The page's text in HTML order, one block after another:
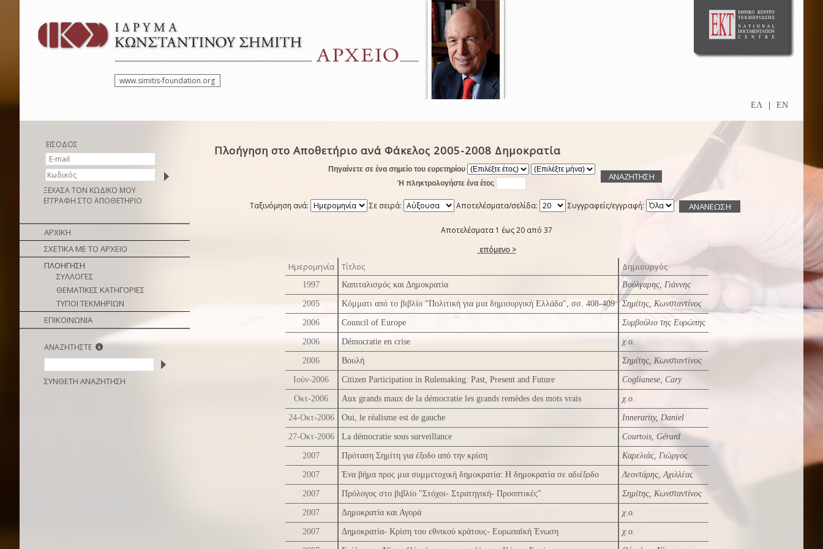
www.simitis-foundation.org
ΕΛ EN
ΕΙΣΟΔΟΣ
ΞΕΧΑΣΑ ΤΟΝ ΚΩΔΙΚΟ ΜΟΥ
ΕΓΓΡΑΦΗ ΣΤΟ ΑΠΟΘΕΤΗΡΙΟ
ΑΡΧΙΚΗ
ΣΧΕΤΙΚΑ ΜΕ ΤΟ ΑΡΧΕΙΟ
ΠΛΟΗΓΗΣΗ
ΣΥΛΛΟΓΕΣ
ΘΕΜΑΤΙΚΕΣ ΚΑΤΗΓΟΡΙΕΣ
ΤΥΠΟΙ ΤΕΚΜΗΡΙΩΝ
ΕΠΙΚΟΙΝΩΝΙΑ
ΑΝΑΖΗΤΗΣΤΕ
ΣΥΝΘΕΤΗ ΑΝΑΖΗΤΗΣΗ
Πλοήγηση στο Αποθετήριο ανά Φάκελος 2005-2008 Δημοκρατία
Πηγαίνετε σε ένα σημείο του ευρετηρίου
Ή πληκτρολογήστε ένα έτος
Ταξινόμηση ανά: Σε σειρά: Αποτελέσματα/σελίδα: Συγγραφείς/εγγραφή:
Αποτελέσματα 1 έως 20 από 37
επόμενο >
Ημερομηνία Τίτλος Δημιουργός
1997 Καπιταλισμός και Δημοκρατία Βούλγαρης, Γιάννης
2005 Κόμματι από το βιβλίο "Πολιτική για μια δημιουργική Ελλάδα", σσ. 408-409 Σημίτης, Κωνσταντίνος
2006 Council of Europe Συμβούλιο της Ευρώπης
2006 Démocratie en crise χ.ο.
2006 Βουλή Σημίτης, Κωνσταντίνος
Ιούν-2006 Citizen Participation in Rulemaking: Past, Present and Future Coglianese, Cary
Οκτ-2006 Aux grands maux de la démocratie les grands remèdes des mots vrais χ.ο.
24-Οκτ-2006 Oui, le réalisme est de gauche Innerarity, Daniel
27-Οκτ-2006 La démocratie sous surveillance Courtois, Gérard
2007 Πρόταση Σημίτη για έξοδο από την κρίση Καρελιάς, Γιώργος
2007 Ένα βήμα προς μια συμμετοχική δημοκρατία: Η δημοκρατία σε αδιέξοδο Λεοντάρης, Αχιλλέας
2007 Πρόλογος στο βιβλίο "Στόχοι- Στρατηγική- Προοπτικές" Σημίτης, Κωνσταντίνος
2007 Δημοκρατία και Αγορά χ.ο.
2007 Δημοκρατία- Κρίση του εθνικού κράτους- Ευρωπαϊκή Ένωση χ.ο.